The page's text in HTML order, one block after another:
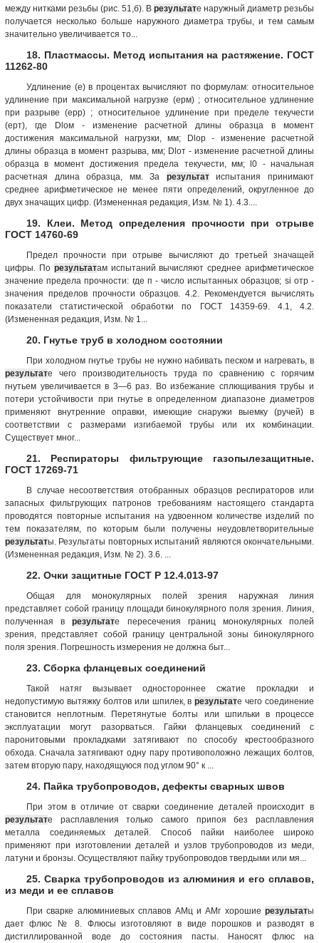
между нитками резьбы (рис. 51,б). В результате наружный диаметр резьбы
получается несколько больше наружного диаметра трубы, и тем самым
значительно увеличивается то...
18. Пластмассы. Метод испытания на растяжение. ГОСТ
11262-80
Удлинение (e) в процентах вычисляют по формулам: относительное
удлинение при максимальной нагрузке (eрм) ; относительное удлинение
при разрыве (eрр) ; относительное удлинение при пределе текучести
(eрт), где Dlом - изменение расчетной длины образца в момент
достижения максимальной нагрузки, мм; Dlор - изменение расчетной
длины образца в момент разрыва, мм; Dlот - изменение расчетной длины
образца в момент достижения предела текучести, мм; l0 - начальная
расчетная длина образца, мм. За результатиспытания принимают
среднее арифметическое не менее пяти определений, округленное до
двух значащих цифр. (Измененная редакция, Изм. № 1). 4.3....
19. Клеи. Метод определения прочности при отрыве
ГОСТ 14760-69
Предел прочности при отрыве вычисляют до третьей значащей
цифры. По результатам испытаний вычисляют среднее арифметическое
значение предела прочности: где п - число испытанных образцов; si отр -
значения пределов прочности образцов. 4.2. Рекомендуется вычислять
показатели статистической обработки по ГОСТ 14359-69. 4.1, 4.2.
(Измененная редакция, Изм. № 1...
20. Гнутье труб в холодном состоянии
При холодном гнутье трубы не нужно набивать песком и нагревать, в
результате чего производительность труда по сравнению с горячим
гнутьем увеличивается в 3—6 раз. Во избежание сплющивания трубы и
потери устойчивости при гнутье в определенном диапазоне диаметров
применяют внутренние оправки, имеющие снаружи выемку (ручей) в
соответствии с размерами изгибаемой трубы или их комбинации.
Существует мног...
21. Респираторы фильтрующие газопылезащитные.
ГОСТ 17269-71
В случае несоответствия отобранных образцов респираторов или
запасных фильтрующих патронов требованиям настоящего стандарта
проводятся повторные испытания на удвоенном количестве изделий по
тем показателям, по которым были получены неудовлетворительные
результаты. Результаты повторных испытаний являются окончательными.
(Измененная редакция, Изм. № 2). 3.6. ...
22. Очки защитные ГОСТ Р 12.4.013-97
Общая для монокулярных полей зрения наружная линия
представляет собой границу площади бинокулярного поля зрения. Линия,
полученная врезультате пересечения границ монокулярных полей
зрения, представляет собой границу центральной зоны бинокулярного
поля зрения. Погрешность измерения не должна быт...
23. Сборка фланцевых соединений
Такой натяг вызывает одностороннее сжатие прокладки и
недопустимую вытяжку болтов или шпилек, врезультате чего соединение
становится неплотным. Перетянутые болты или шпильки в процессе
эксплуатации могут разорваться. Гайки фланцевых соединений с
паронитовыми прокладками затягивают по способу крестообразного
обхода. Сначала затягивают одну пару противоположно лежащих болтов,
затем вторую пару, находящуюся под углом 90° к ...
24. Пайка трубопроводов, дефекты сварных швов
При этом в отличие от сварки соединение деталей происходит в
результате расплавления только самого припоя без расплавления
металла соединяемых деталей. Способ пайки наиболее широко
применяют при изготовлении деталей и узлов трубопроводов из меди,
латуни и бронзы. Осуществляют пайку трубопроводов твердыми или мя...
25. Сварка трубопроводов из алюминия и его сплавов,
из меди и ее сплавов
При сварке алюминиевых сплавов АМц и АМг хорошие результаты
дает флюс № 8. Флюсы изготовляют в виде порошков и разводят в
дистиллированной воде до состояния пасты. Наносят флюс на